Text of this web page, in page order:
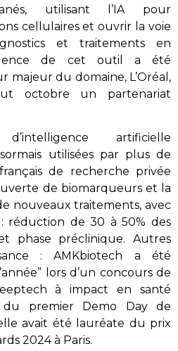
utilisant l’IA pour
cellulaires et ouvrir la voie
et traitements en
de cet outil a été
majeur du domaine, L’Oréal,
octobre un partenariat
artificielle
utilisées par plus de
de recherche privée
de biomarqueurs et la
nouveaux traitements, avec
réduction de 30 à 50% des
phase préclinique. Autres
: AMKbiotech a été
lors d’un concours de
à impact en santé
du premier Demo Day de
elle avait été lauréate du prix
2024 à Paris.